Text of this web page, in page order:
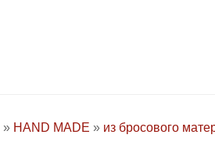
» HAND MADE » из бросового